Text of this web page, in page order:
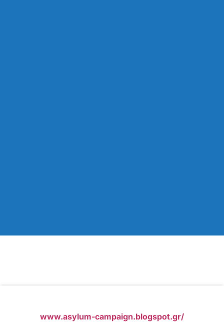
www.asylum-campaign.blogspot.gr/